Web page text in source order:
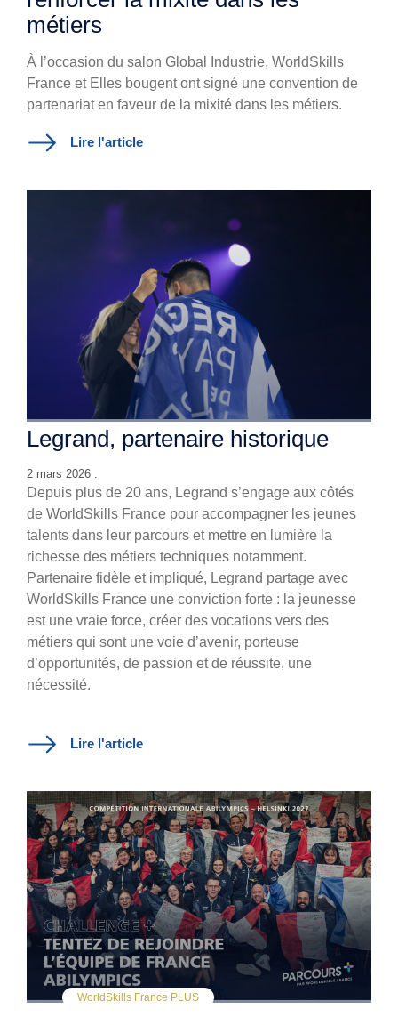
métiers
À l’occasion du salon Global Industrie, WorldSkills
France et Elles bougent ont signé une convention de
partenariat en faveur de la mixité dans les métiers.
Lire l'article
Legrand, partenaire historique
2 mars 2026 .
Depuis plus de 20 ans, Legrand s’engage aux côtés
de WorldSkills France pour accompagner les jeunes
talents dans leur parcours et mettre en lumière la
richesse des métiers techniques notamment.
Partenaire fidèle et impliqué, Legrand partage avec
WorldSkills France une conviction forte : la jeunesse
est une vraie force, créer des vocations vers des
métiers qui sont une voie d’avenir, porteuse
d’opportunités, de passion et de réussite, une
nécessité.
Lire l'article
WorldSkills France PLUS